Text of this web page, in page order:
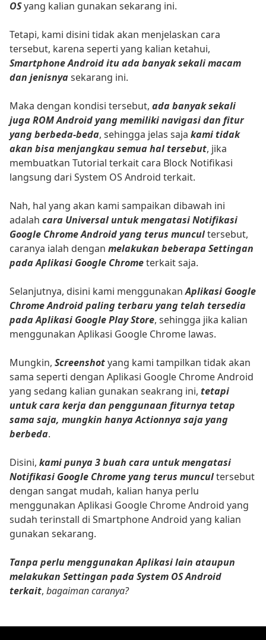
OSyang kalian gunakan sekarang ini.
Tetapi, kami disini tidak akan menjelaskan cara
tersebut, karena seperti yang kalian ketahui,
Smartphone Android itu ada banyak sekali macam
dan jenisnyasekarang ini.
Maka dengan kondisi tersebut, ada banyak sekali
juga ROM Android yang memiliki navigasi dan fitur
yang berbeda-beda, sehingga jelas saja kami tidak
akan bisa menjangkau semua hal tersebut, jika
membuatkan Tutorial terkait cara Block Notifikasi
langsung dari System OS Android terkait.
Nah, hal yang akan kami sampaikan dibawah ini
adalah cara Universal untuk mengatasi Notifikasi
Google Chrome Android yang terus muncultersebut,
caranya ialah dengan melakukan beberapa Settingan
pada Aplikasi Google Chrometerkait saja.
Selanjutnya, disini kami menggunakanAplikasi Google
Chrome Android paling terbaru yang telah tersedia
pada Aplikasi Google Play Store, sehingga jika kalian
menggunakan Aplikasi Google Chrome lawas.
Mungkin, Screenshotyang kami tampilkan tidak akan
sama seperti dengan Aplikasi Google Chrome Android
yang sedang kalian gunakan seakrang ini, tetapi
untuk cara kerja dan penggunaan fiturnya tetap
sama saja, mungkin hanya Actionnya saja yang
berbeda.
Disini, kami punya 3 buah cara untuk mengatasi
Notifikasi Google Chrome yang terus muncultersebut
dengan sangat mudah, kalian hanya perlu
menggunakan Aplikasi Google Chrome Android yang
sudah terinstall di Smartphone Android yang kalian
gunakan sekarang.
Tanpa perlu menggunakan Aplikasi lain ataupun
melakukan Settingan pada System OS Android
terkait, bagaiman caranya?